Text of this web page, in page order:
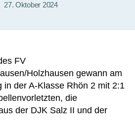
27. Oktober 2024
FV
Holzhausen gewann am
in der A-Klasse Rhön 2 mit 2:1
die
der DJK Salz II und der